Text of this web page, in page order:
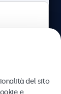
del sito
e